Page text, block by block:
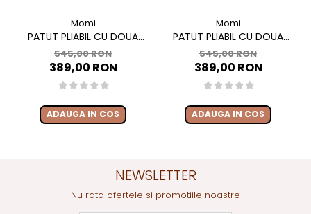
Momi
PATUT PLIABIL CU DOUA
NIVELE SI MASUTA DE
INFASAT, 60X120 CM, MOMI,
BELOVE PLUS - GREEN
545,00 RON
389,00 RON
ADAUGA IN COS
Momi
PATUT PLIABIL CU DOUA
NIVELE SI MASUTA DE
INFASAT, 60X120 CM, MOMI,
BELOVE PLUS -BEIGE
545,00 RON
389,00 RON
ADAUGA IN COS
NEWSLETTER
Nu rata ofertele si promotiile noastre